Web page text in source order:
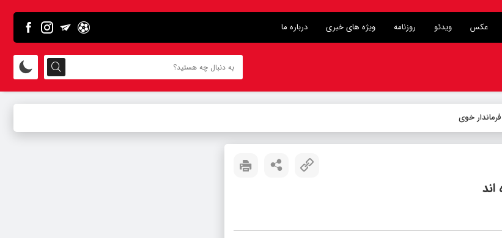
عکس ویدئو روزنامه ویژه های خبری درباره ما